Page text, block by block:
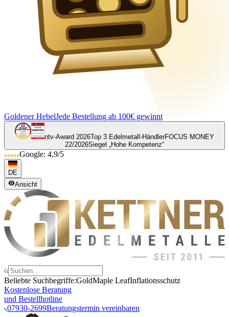
Goldener HebelJede Bestellung ab 100€ gewinnt
ntv-Award 2026Top 3 Edelmetall-HändlerFOCUS MONEY
22/2026Siegel „Hohe Kompetenz“
Google: 4,9/5
DE
Ansicht
Beliebte Suchbegriffe:GoldMaple LeafInflationsschutz
Kostenlose Beratung
und Bestellhotline
07930-2699Beratungstermin vereinbaren